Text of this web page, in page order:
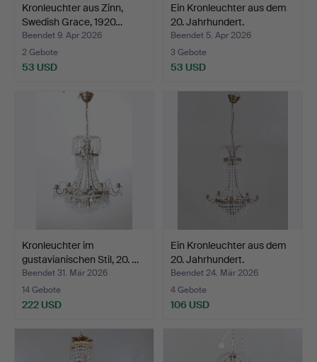
Kronleuchter aus Zinn,
Swedish Grace, 1920…
Beendet 9. Apr 2026
2 Gebote
53 USD
Ein Kronleuchter aus dem
20. Jahrhundert.
Beendet 5. Apr 2026
3 Gebote
53 USD
Kronleuchter im
gustavianischen Stil, 20. …
Beendet 31. Mär 2026
14 Gebote
222 USD
Ein Kronleuchter aus dem
20. Jahrhundert.
Beendet 24. Mär 2026
4 Gebote
106 USD